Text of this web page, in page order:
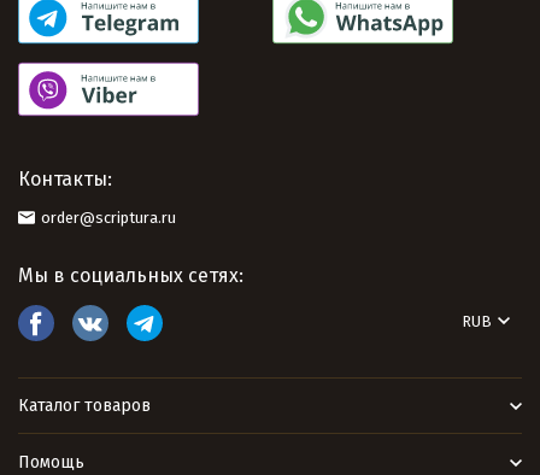
Контакты:
order@scriptura.ru
Мы в социальных сетях:
RUB
Каталог товаров
Помощь